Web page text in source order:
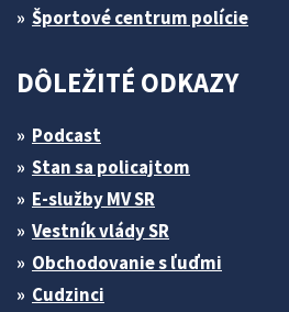
Športové centrum polície
DÔLEŽITÉ ODKAZY
Podcast
Stan sa policajtom
E-služby MV SR
Vestník vlády SR
Obchodovanie s ľuďmi
Cudzinci